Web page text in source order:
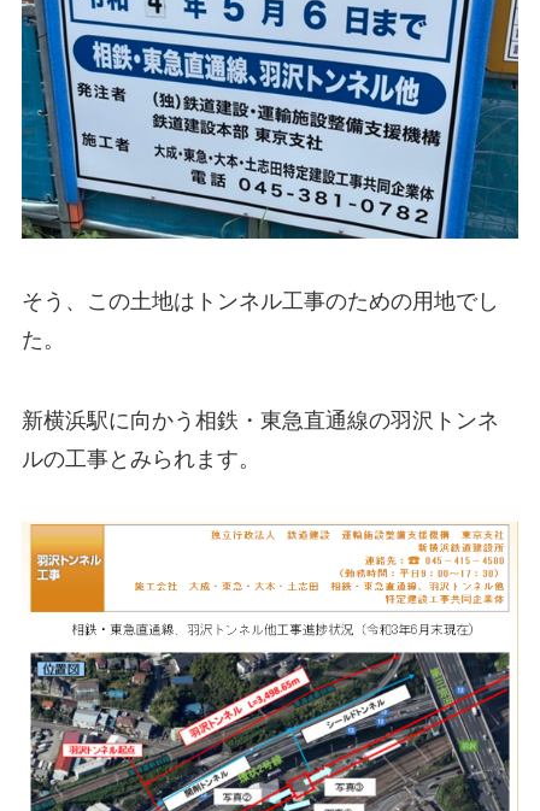
そう、この土地はトンネル工事のための用地でし
た。
新横浜駅に向かう 相鉄・東急直通線の羽沢トンネ
ルの工事とみられます。